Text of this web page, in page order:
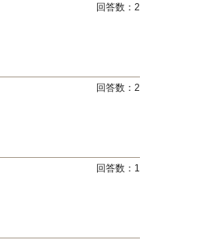
回答数： 2
回答数： 2
回答数： 1